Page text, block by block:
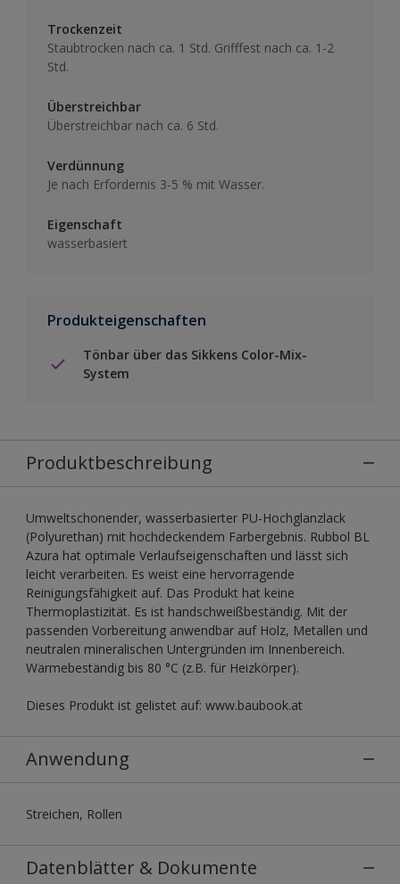
Trockenzeit
Staubtrocken nach ca. 1 Std. Grifffest nach ca. 1-2
Std.
Überstreichbar
Überstreichbar nach ca. 6 Std.
Verdünnung
Je nach Erfordernis 3-5 % mit Wasser.
Eigenschaft
wasserbasiert
Produkteigenschaften
Tönbar über das Sikkens Color-Mix-
System
Produktbeschreibung
Umweltschonender, wasserbasierter PU-Hochglanzlack
(Polyurethan) mit hochdeckendem Farbergebnis. Rubbol BL
Azura hat optimale Verlaufseigenschaften und lässt sich
leicht verarbeiten. Es weist eine hervorragende
Reinigungsfähigkeit auf. Das Produkt hat keine
Thermoplastizität. Es ist handschweißbeständig. Mit der
passenden Vorbereitung anwendbar auf Holz, Metallen und
neutralen mineralischen Untergründen im Innenbereich.
Wärmebeständig bis 80 °C (z.B. für Heizkörper).
Dieses Produkt ist gelistet auf: www.baubook.at
Anwendung
Streichen, Rollen
Datenblätter & Dokumente